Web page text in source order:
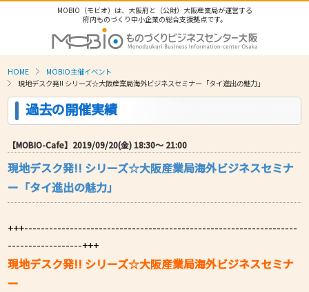
MOBIO（モビオ）は、大阪府と（公財）大阪産業局が運営する
府内ものづくり中小企業の総合支援拠点です。
HOME
MOBIO主催イベント
現地デスク発!! シリーズ☆大阪産業局海外ビジネスセミナー「タイ進出の魅力」
過去の開催実績
【MOBIO-Cafe】2019/09/20(金) 18:30〜 21:00
現地デスク発!! シリーズ☆大阪産業局海外ビジネスセミナ
ー「タイ進出の魅力」
+++------------------------------------------------------------------
------------------+++
現地デスク発!! シリーズ☆大阪産業局海外ビジネスセミナ
ー